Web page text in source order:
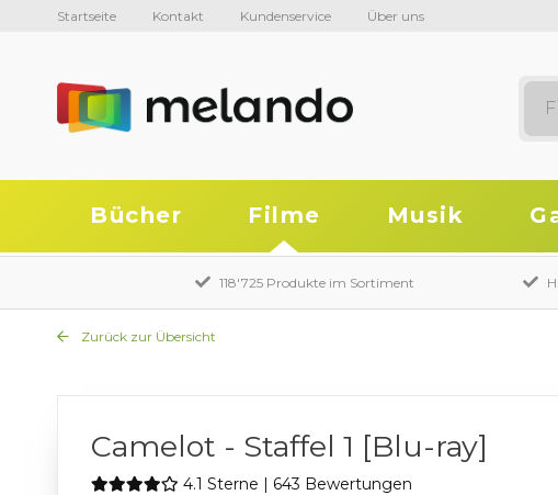
Startseite Kontakt Kundenservice Über uns
Bücher Filme Musik
118'725 Produkte im Sortiment
Zurück zur Übersicht
Camelot - Staffel 1 [Blu-ray]
4.1 Sterne | 643 Bewertungen